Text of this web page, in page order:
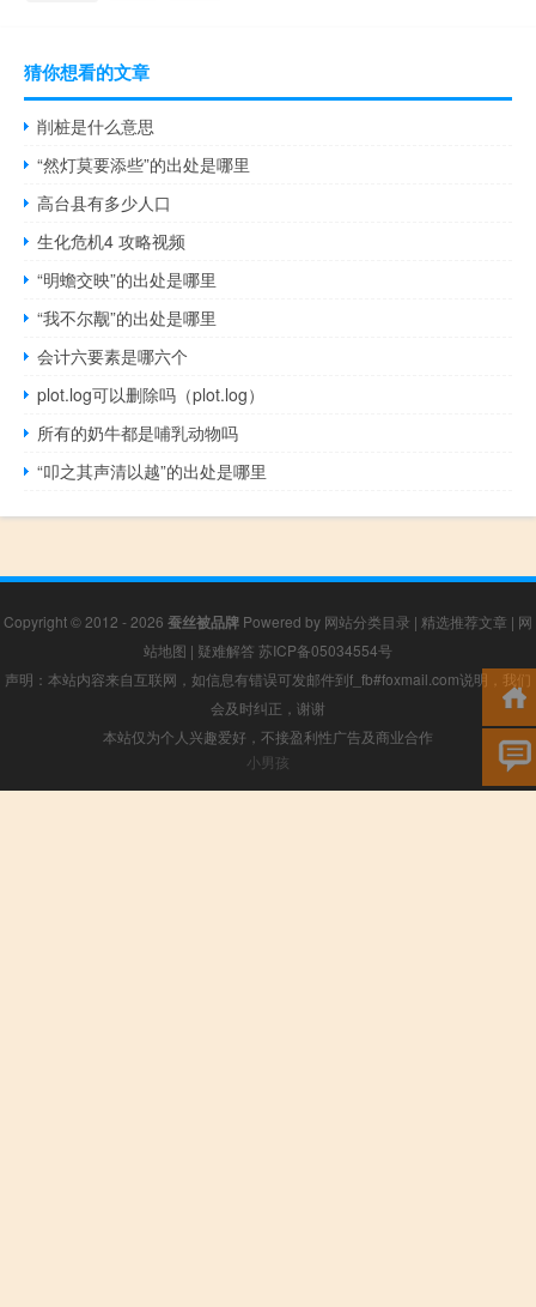
猜你想看的文章
削桩是什么意思
“然灯莫要添些”的出处是哪里
高台县有多少人口
生化危机4 攻略视频
“明蟾交映”的出处是哪里
“我不尔觏”的出处是哪里
会计六要素是哪六个
plot.log可以删除吗（plot.log）
所有的奶牛都是哺乳动物吗
“叩之其声清以越”的出处是哪里
Copyright © 2012 - 2026 蚕丝被品牌 Powered by 网站分类目录 | 精选推荐文章 | 网
站地图 | 疑难解答 苏ICP备05034554号
声明：本站内容来自互联网，如信息有错误可发邮件到f_fb#foxmail.com说明，我们
会及时纠正，谢谢
本站仅为个人兴趣爱好，不接盈利性广告及商业合作
小男孩